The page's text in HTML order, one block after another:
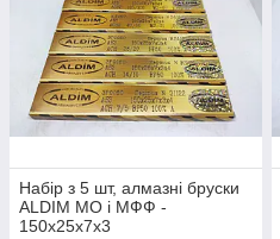
Набір з 5 шт, алмазні бруски
ALDIM МО і МФФ -
150х25х7х3